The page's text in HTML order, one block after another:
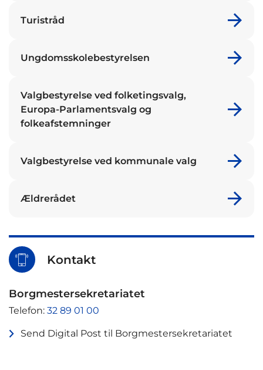
Turistråd
Ungdomsskolebestyrelsen
Valgbestyrelse ved folketingsvalg,
Europa-Parlamentsvalg og
folkeafstemninger
Valgbestyrelse ved kommunale valg
Ældrerådet
Kontakt
Borgmestersekretariatet
Telefon: 32 89 01 00
Send Digital Post til Borgmestersekretariatet